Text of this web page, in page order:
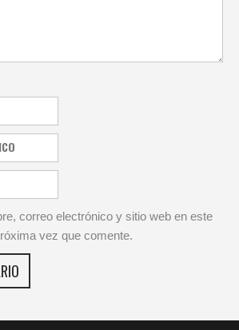
correo electrónico y sitio web en este
vez que comente.